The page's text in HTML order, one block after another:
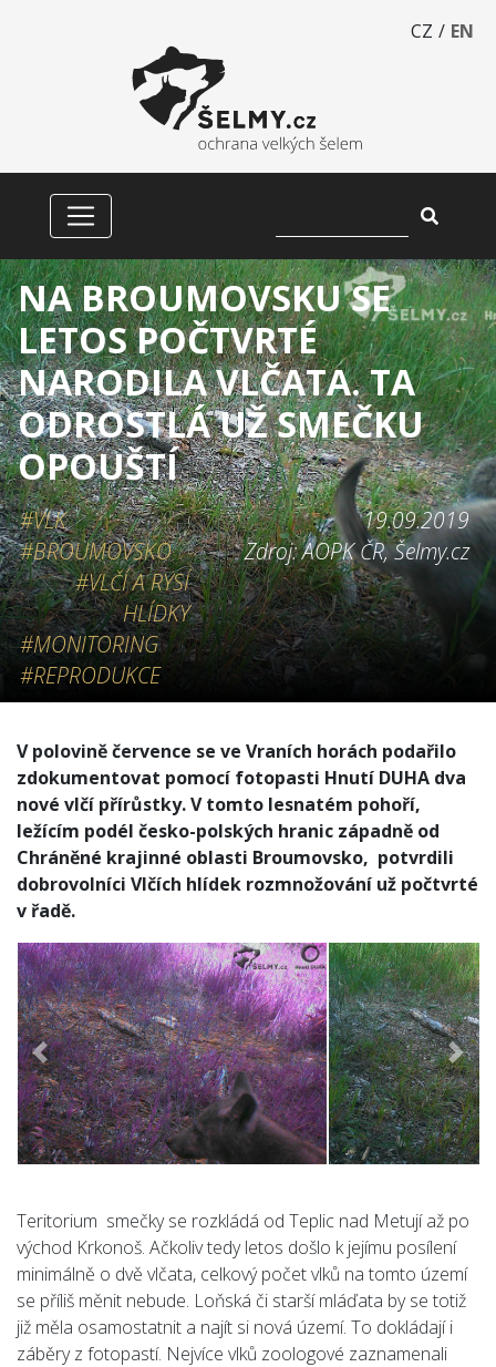
CZ / EN
NA BROUMOVSKU SE
LETOS POČTVRTÉ
NARODILA VLČATA. TA
ODROSTLÁ UŽ SMEČKU
OPOUŠTÍ
#VLK
#BROUMOVSKO
#VLČÍ A RYSÍ
HLÍDKY
#MONITORING
#REPRODUKCE
19.09.2019
Zdroj: AOPK ČR, Šelmy.cz
V polovině července se ve Vraních horách podařilo
zdokumentovat pomocí fotopasti Hnutí DUHA dva
nové vlčí přírůstky. V tomto lesnatém pohoří,
ležícím podél česko-polských hranic západně od
Chráněné krajinné oblasti Broumovsko, potvrdili
dobrovolníci Vlčích hlídek rozmnožování už počtvrté
v řadě.
Předchozí
Teritorium smečky se rozkládá od Teplic nad Metují až po
východ Krkonoš. Ačkoliv tedy letos došlo k jejímu posílení
minimálně o dvě vlčata, celkový počet vlků na tomto území
se příliš měnit nebude. Loňská či starší mláďata by se totiž
již měla osamostatnit a najít si nová území. To dokládají i
záběry z fotopastí. Nejvíce vlků zoologové zaznamenali